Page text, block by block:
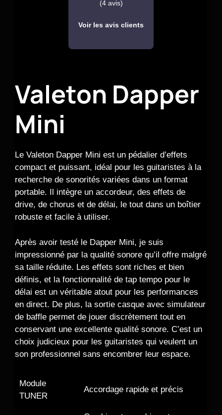
(4 avis)
Voir les avis clients
Valeton Dapper
Mini
Le Valeton Dapper Mini est un pédalier d’effets
compact et puissant, idéal pour les guitaristes à la
recherche de sonorités variées dans un format
portable. Il intègre un accordeur, des effets de
drive, de chorus et de délai, le tout dans un boîtier
robuste et facile à utiliser.
Après avoir testé le Dapper Mini, je suis
impressionné par la qualité sonore qu’il offre malgré
sa taille réduite. Les effets sont riches et bien
définis, et la fonctionnalité de tap tempo pour le
délai est un véritable atout pour les performances
en direct. De plus, la sortie casque avec simulateur
de baffle permet de jouer discrètement tout en
conservant une excellente qualité sonore. C’est un
choix judicieux pour les guitaristes qui veulent un
son professionnel sans encombrer leur espace.
Module
TUNER
Accordage rapide et précis